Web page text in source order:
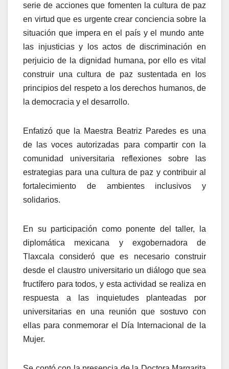
serie de acciones que fomenten la cultura de paz
en virtud que es urgente crear conciencia sobre la
situación que impera en el país y el mundo ante
las injusticias y los actos de discriminación en
perjuicio de la dignidad humana, por ello es vital
construir una cultura de paz sustentada en los
principios del respeto a los derechos humanos, de
la democracia y el desarrollo.
Enfatizó que la Maestra Beatriz Paredes es una
de las voces autorizadas para compartir con la
comunidad universitaria reflexiones sobre las
estrategias para una cultura de paz y contribuir al
fortalecimiento de ambientes inclusivos y
solidarios.
En su participación como ponente del taller, la
diplomática mexicana y exgobernadora de
Tlaxcala consideró que es necesario construir
desde el claustro universitario un diálogo que sea
fructífero para todos, y esta actividad se realiza en
respuesta a las inquietudes planteadas por
universitarias en una reunión que sostuvo con
ellas para conmemorar el Día Internacional de la
Mujer.